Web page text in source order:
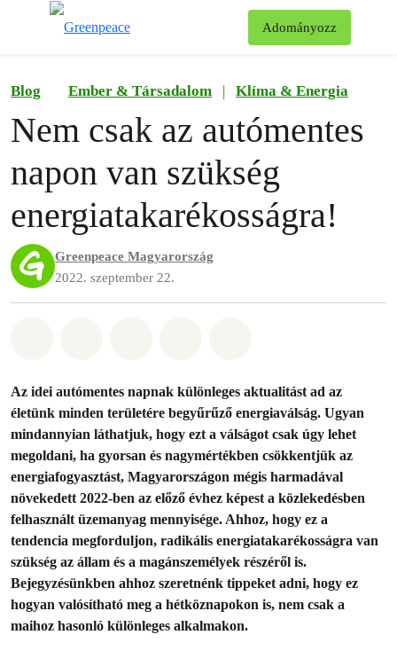
Adományozz
Blog Ember & Társadalom | Klíma & Energia
Nem csak az autómentes
napon van szükség
energiatakarékosságra!
Greenpeace Magyarország
2022. szeptember 22.
Az idei autómentes napnak különleges aktualitást ad az
életünk minden területére begyűrűző energiaválság. Ugyan
mindannyian láthatjuk, hogy ezt a válságot csak úgy lehet
megoldani, ha gyorsan és nagymértékben csökkentjük az
energiafogyasztást, Magyarországon mégis harmadával
növekedett 2022-ben az előző évhez képest a közlekedésben
felhasznált üzemanyag mennyisége. Ahhoz, hogy ez a
tendencia megforduljon, radikális energiatakarékosságra van
szükség az állam és a magánszemélyek részéről is.
Bejegyzésünkben ahhoz szeretnénk tippeket adni, hogy ez
hogyan valósítható meg a hétköznapokon is, nem csak a
maihoz hasonló különleges alkalmakon.